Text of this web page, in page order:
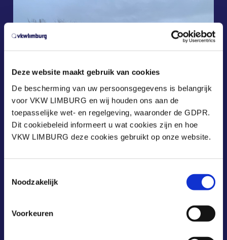
Deze website maakt gebruik van cookies
De bescherming van uw persoonsgegevens is belangrijk
voor VKW LIMBURG en wij houden ons aan de
toepasselijke wet- en regelgeving, waaronder de GDPR.
Dit cookiebeleid informeert u wat cookies zijn en hoe
VKW LIMBURG deze cookies gebruikt op onze website.
Noodzakelijk
Voorkeuren